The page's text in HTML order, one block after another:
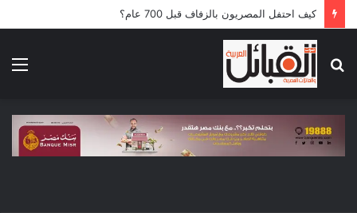
كيف احتفل المصريون بالزفاف قبل 700 عام؟
عن